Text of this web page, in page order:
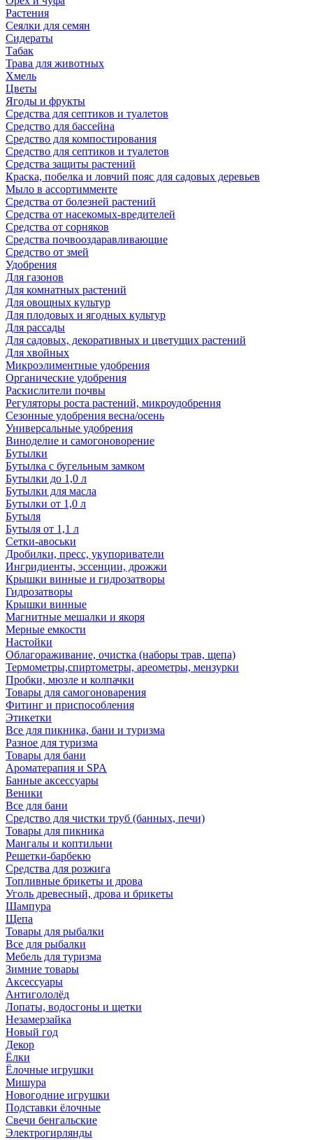
Растения
Сеялки для семян
Сидераты
Табак
Трава для животных
Хмель
Цветы
Ягоды и фрукты
Средства для септиков и туалетов
Средство для бассейна
Средство для компостирования
Средство для септиков и туалетов
Средства защиты растений
Краска, побелка и ловчий пояс для садовых деревьев
Мыло в ассортимменте
Средства от болезней растений
Средства от насекомых-вредителей
Средства от сорняков
Средства почвооздаравливающие
Средство от змей
Удобрения
Для газонов
Для комнатных растений
Для овощных культур
Для плодовых и ягодных культур
Для рассады
Для садовых, декоративных и цветущих растений
Для хвойных
Микроэлиментные удобрения
Органические удобрения
Раскислители почвы
Регуляторы роста растений, микроудобрения
Сезонные удобрения весна/осень
Универсальные удобрения
Виноделие и самогоноворение
Бутылки
Бутылка с бугельным замком
Бутылки до 1,0 л
Бутылки для масла
Бутылки от 1,0 л
Бутыля
Бутыля от 1,1 л
Сетки-авоськи
Дробилки, пресс, укупориватели
Ингридиенты, эссенции, дрожжи
Крышки винные и гидрозатворы
Гидрозатворы
Крышки винные
Магнитные мешалки и якоря
Мерные емкости
Настойки
Облагораживание, очистка (наборы трав, щепа)
Термометры,спиртометры, ареометры, мензурки
Пробки, мюзле и колпачки
Товары для самогоноварения
Фитинг и приспособления
Этикетки
Все для пикника, бани и туризма
Разное для туризма
Товары для бани
Ароматерапия и SPA
Банные аксессуары
Веники
Все для бани
Средство для чистки труб (банных, печи)
Товары для пикника
Мангалы и коптильни
Решетки-барбекю
Средства для розжига
Топливные брикеты и дрова
Уголь древесный, дрова и брикеты
Шампура
Щепа
Товары для рыбалки
Все для рыбалки
Мебель для туризма
Зимние товары
Аксессуары
Антигололёд
Лопаты, водосгоны и щетки
Незамерзайка
Новый год
Декор
Ёлки
Ёлочные игрушки
Мишура
Новогодние игрушки
Подставки ёлочные
Свечи бенгальские
Электрогирлянды